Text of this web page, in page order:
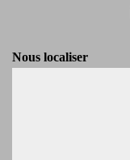
Nous localiser